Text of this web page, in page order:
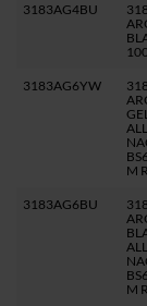
3183AG4BU
3183AG6YW
M
3183AG6BU
M